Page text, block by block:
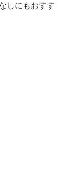
しにもおすす